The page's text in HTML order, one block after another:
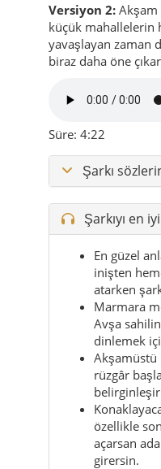
Versiyon 2: Akşam
küçük mahallelerin
yavaşlayan zaman
biraz daha öne
Süre: 4:22
Şarkı
Şarkıyı en
En güzel
inişten
atarken
Marmara
Avşa
dinlemek
Akşamüstü
rüzgâr
özellikle
açarsan ada
girersin.